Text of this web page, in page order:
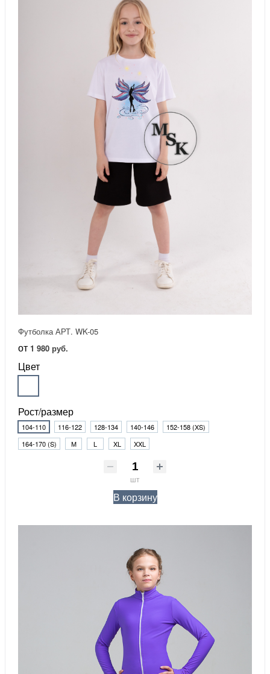
Футболка АРТ. WK-05
от 1 980 руб.
Цвет
Рост/размер
104-110 116-122 128-134 140-146
152-158 (XS)
164-170 (S)
М L XL XXL
шт
В корзину